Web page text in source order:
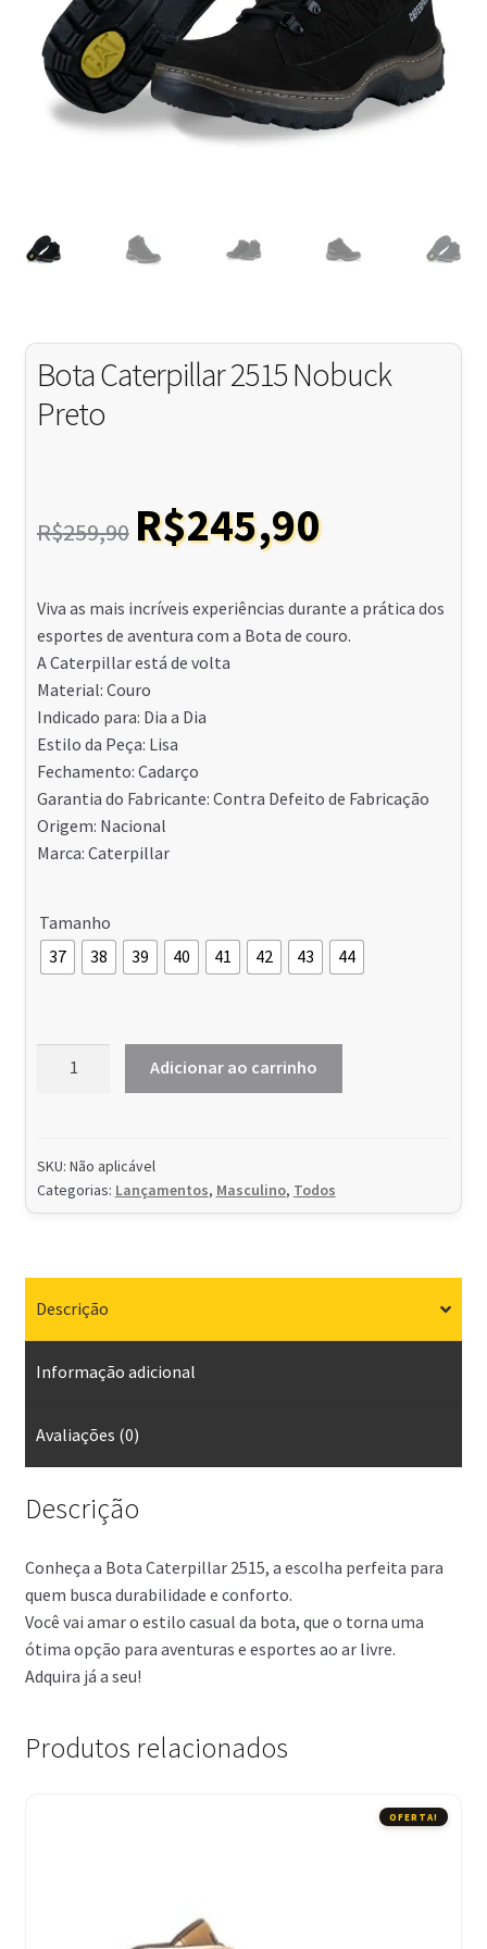
Minha Conta
Bota Caterpillar 2515 Nobuck
Preto
R$259,90
O
preço
era:
R$259,90.
R$245,90O
preço
é:
Viva as mais incríveis experiências durante a prática dos
esportes de aventura com a Bota de couro.
A Caterpillar está de volta
Material: Couro
Indicado para: Dia a Dia
Estilo da Peça: Lisa
Fechamento: Cadarço
Garantia do Fabricante: Contra Defeito de Fabricação
Origem: Nacional
Marca: Caterpillar
Tamanho
37
38 39 40 41 42 43 44
Preto
quantidade
Adicionar ao carrinho
SKU: Não aplicável
Categorias: Lançamentos, Masculino, Todos
Descrição
Informação adicional
Avaliações (0)
Descrição
Conheça a Bota Caterpillar 2515, a escolha perfeita para
quem busca durabilidade e conforto.
Você vai amar o estilo casual da bota, que o torna uma
ótima opção para aventuras e esportes ao ar livre.
Adquira já a seu!
Produtos relacionados
OFERTA!